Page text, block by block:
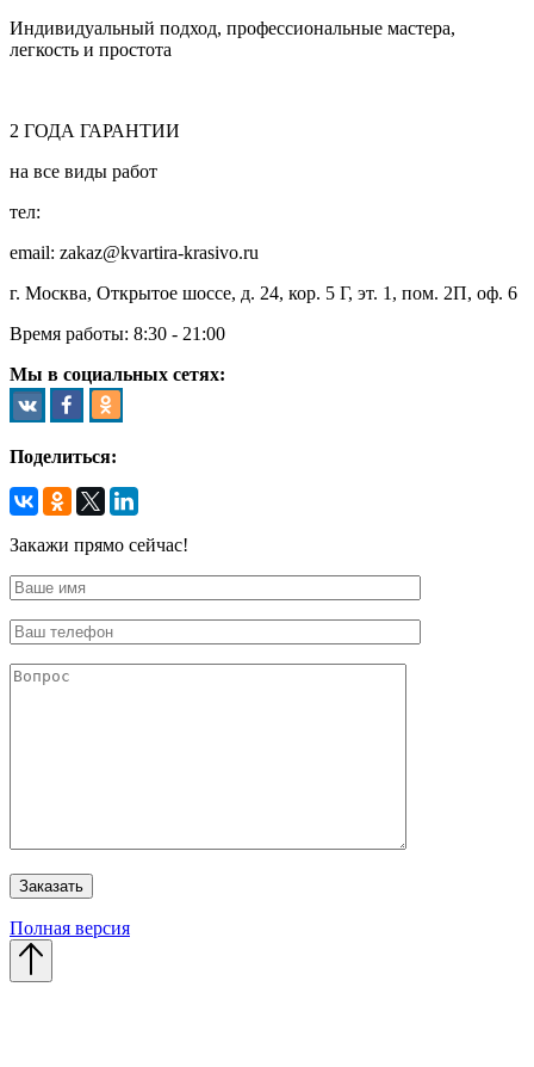
Индивидуальный подход, профессиональные мастера,
легкость и простота
2 ГОДА ГАРАНТИИ
на все виды работ
тел:
email: zakaz@kvartira-krasivo.ru
г. Москва, Открытое шоссе, д. 24, кор. 5 Г, эт. 1, пом. 2П, оф. 6
Время работы: 8:30 - 21:00
Мы в социальных сетях:
Поделиться:
Закажи прямо сейчас!
Полная версия